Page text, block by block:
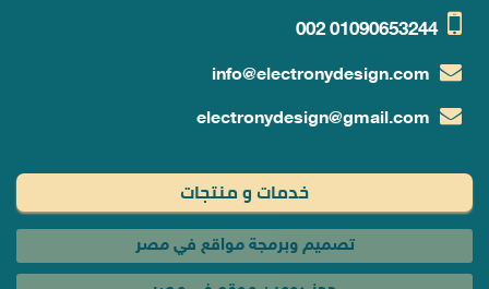
01090653244
002
info@electronydesign.com
electronydesign@gmail.com
خدمات و منتجات
تصميم وبرمجة مواقع في مصر